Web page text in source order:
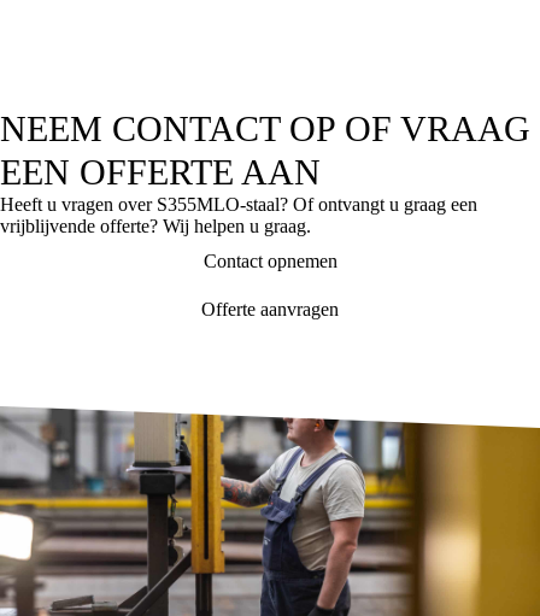
NEEM CONTACT OP OF VRAAG
EEN OFFERTE AAN
Heeft u vragen over S355MLO-staal? Of ontvangt u graag een
vrijblijvende offerte? Wij helpen u graag.
Contact opnemen
Offerte aanvragen